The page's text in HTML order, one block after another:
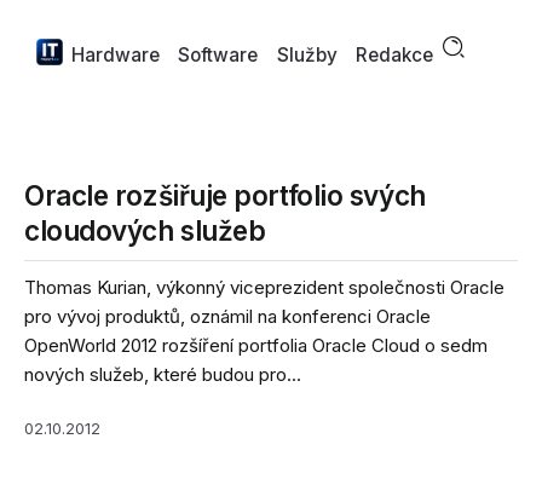
Hardware Software Služby Redakce
Oracle rozšiřuje portfolio svých
cloudových služeb
Thomas Kurian, výkonný viceprezident společnosti Oracle
pro vývoj produktů, oznámil na konferenci Oracle
OpenWorld 2012 rozšíření portfolia Oracle Cloud o sedm
nových služeb, které budou pro...
02.10.2012